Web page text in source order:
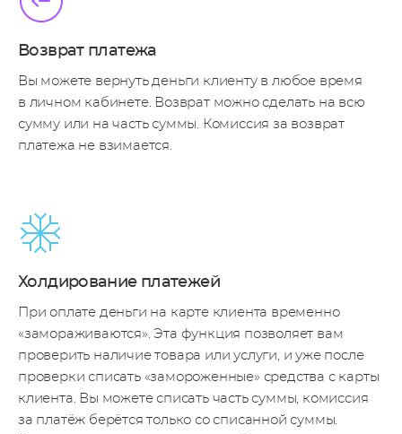
Возврат платежа
Вы можете вернуть деньги клиенту в любое время
в личном кабинете. Возврат можно сделать на всю
сумму или на часть суммы. Комиссия за возврат
платежа не взимается.
Холдирование платежей
При оплате деньги на карте клиента временно
«замораживаются». Эта функция позволяет вам
проверить наличие товара или услуги, и уже после
проверки списать «замороженные» средства с карты
клиента. Вы можете списать часть суммы, комиссия
за платёж берётся только со списанной суммы.